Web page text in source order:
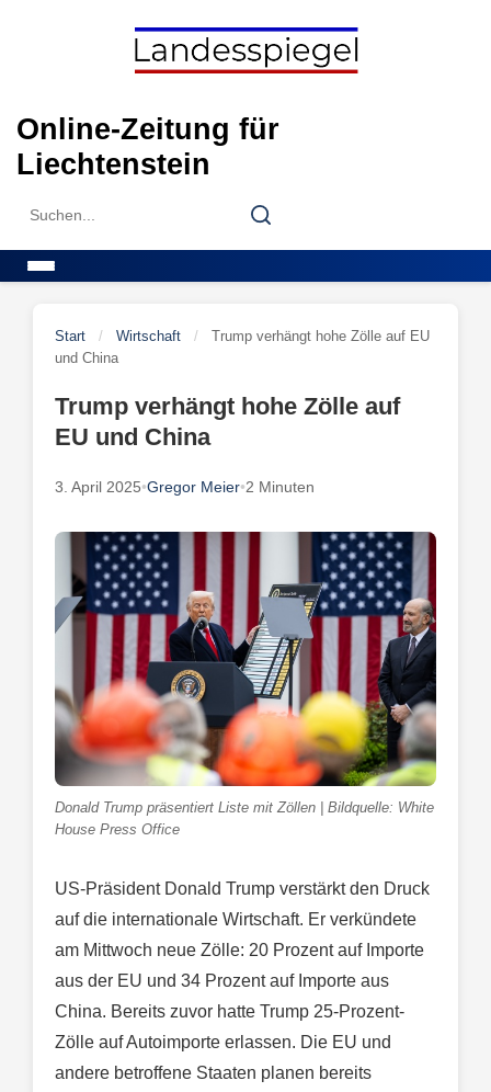
Online-Zeitung für
Liechtenstein
Search
Search
Start / Wirtschaft /
Trump verhängt hohe Zölle auf EU
und China
Trump verhängt hohe Zölle auf
EU und China
3. April 2025•Gregor Meier•2 Minuten
Donald Trump präsentiert Liste mit Zöllen | Bildquelle: White
House Press Office
US-Präsident Donald Trump verstärkt den Druck
auf die internationale Wirtschaft. Er verkündete
am Mittwoch neue Zölle: 20 Prozent auf Importe
aus der EU und 34 Prozent auf Importe aus
China. Bereits zuvor hatte Trump 25-Prozent-
Zölle auf Autoimporte erlassen. Die EU und
andere betroffene Staaten planen bereits